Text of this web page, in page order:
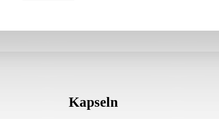
Kapseln